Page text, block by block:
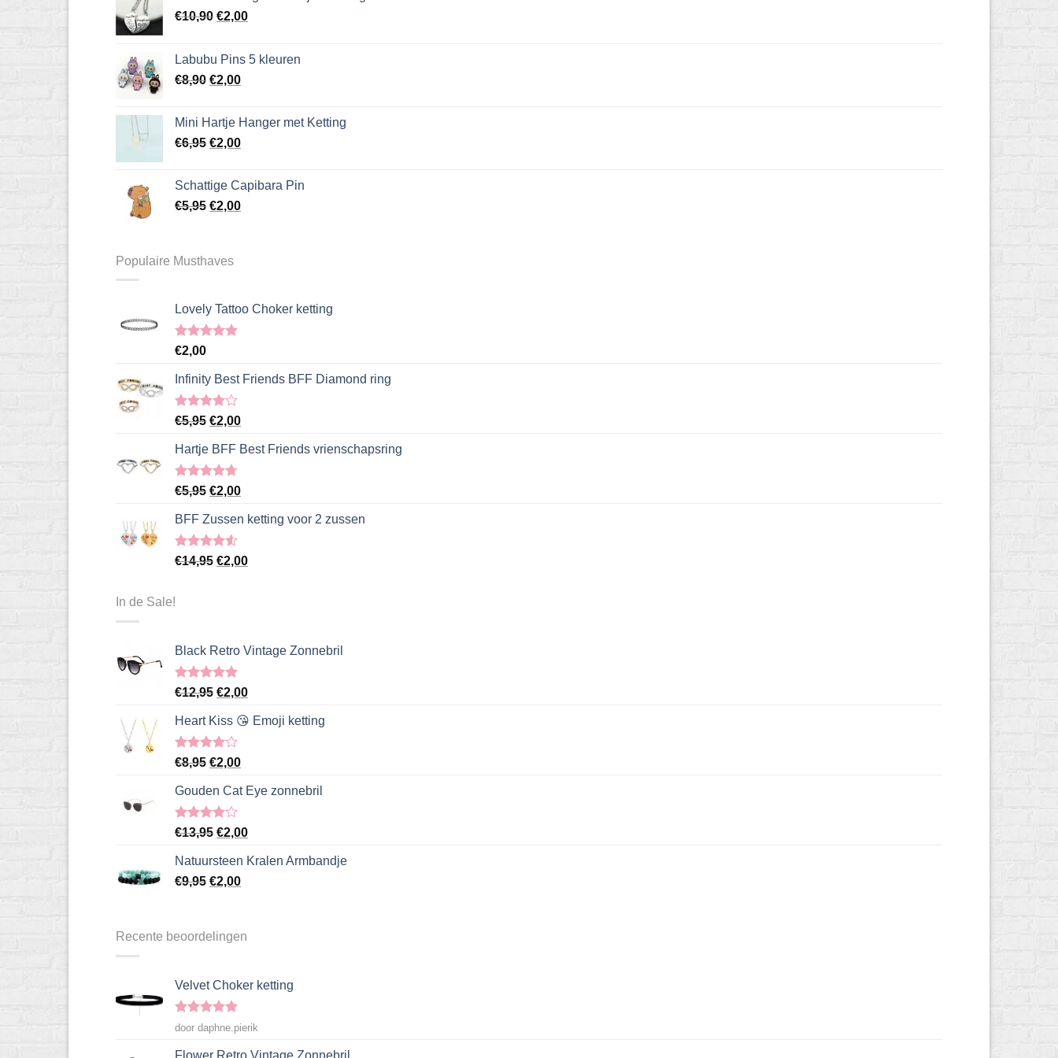
€10,90 Oorspronkelijke
€10,90.
€2,00Huidige
€2,00.
Labubu Pins 5 kleuren
€8,90 Oorspronkelijke
€8,90.
€2,00Huidige
€2,00.
Mini Hartje Hanger met Ketting
€6,95 Oorspronkelijke
€6,95.
€2,00Huidige
€2,00.
Schattige Capibara Pin
€5,95 Oorspronkelijke
€2,00Huidige
Populaire Musthaves
Lovely Tattoo Choker ketting
Gewaardeerd
€2,00
Infinity Best Friends BFF Diamond ring
Gewaardeerd
5
€5,95 Oorspronkelijke
was:
€5,95.
€2,00Huidige
is:
Hartje BFF Best Friends vrienschapsring
Gewaardeerd
€5,95 Oorspronkelijke
was:
€5,95.
€2,00Huidige
is:
BFF Zussen ketting voor 2 zussen
Gewaardeerd
€14,95 Oorspronkelijke
€2,00Huidige
In de Sale!
Black Retro Vintage Zonnebril
Gewaardeerd
€12,95 Oorspronkelijke
was:
€12,95.
€2,00Huidige
is:
Heart Kiss 😘 Emoji ketting
Gewaardeerd
5
€8,95 Oorspronkelijke
was:
€8,95.
€2,00Huidige
is:
Gouden Cat Eye zonnebril
Gewaardeerd
5
€13,95 Oorspronkelijke
was:
€13,95.
€2,00Huidige
is:
Natuursteen Kralen Armbandje
€9,95 Oorspronkelijke
€9,95.
€2,00Huidige
Recente beoordelingen
Velvet Choker ketting
Gewaardeerd
uit 5
door daphne.pierik
Flower Retro Vintage Zonnebril